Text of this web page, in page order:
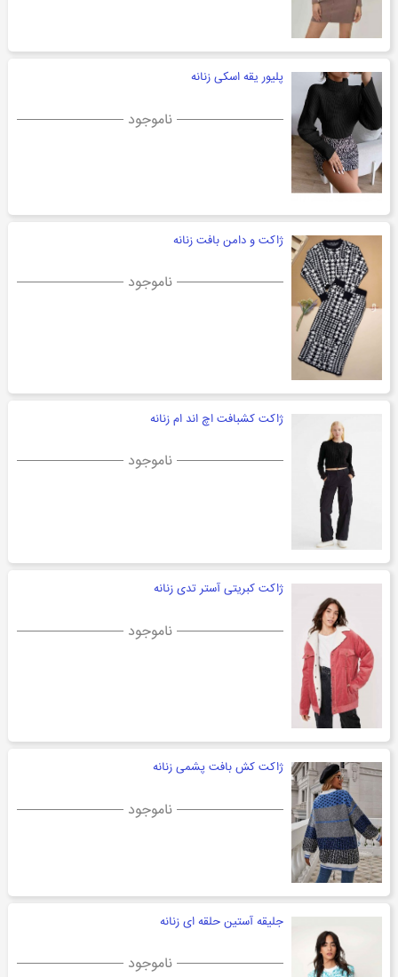
پلیور یقه اسکی زنانه
ناموجود
ژاکت و دامن بافت زنانه
ناموجود
ژاکت کشبافت اچ اند ام زنانه
ناموجود
ژاکت کبریتی آستر تدی زنانه
ناموجود
ژاکت کش بافت پشمی زنانه
ناموجود
جلیقه آستین حلقه ای زنانه
ناموجود